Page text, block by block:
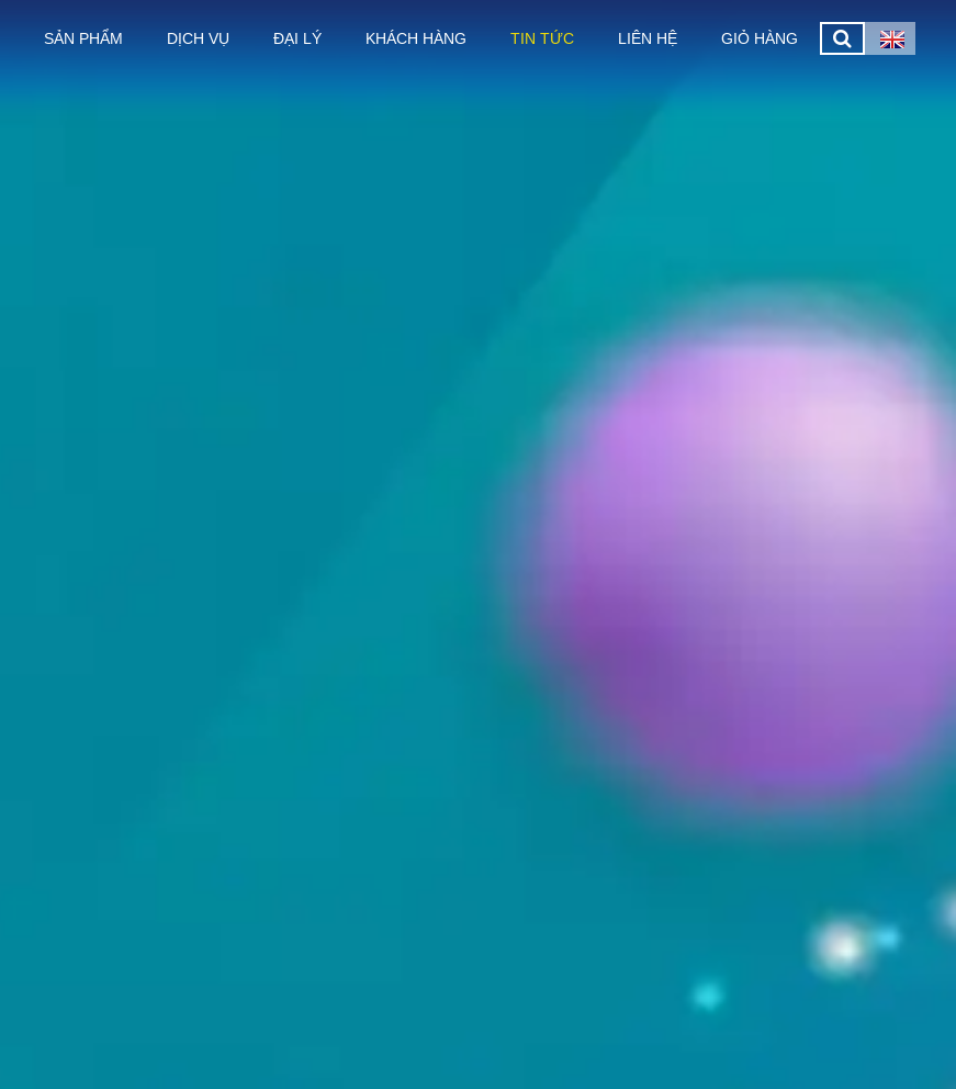
SẢN PHẨM DỊCH VỤ ĐẠI LÝ KHÁCH HÀNG TIN TỨC LIÊN HỆ GIỎ HÀNG